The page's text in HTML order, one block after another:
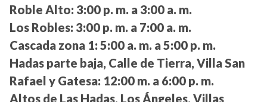
Roble Alto: 3:00 p. m. a 3:00 a. m.
Los Robles: 3:00 p. m. a 7:00 a. m.
Cascada zona 1: 5:00 a. m. a 5:00 p. m.
Hadas parte baja, Calle de Tierra, Villa San
Rafael y Gatesa: 12:00 m. a 6:00 p. m.
Altos de Las Hadas, Los Ángeles, Villas